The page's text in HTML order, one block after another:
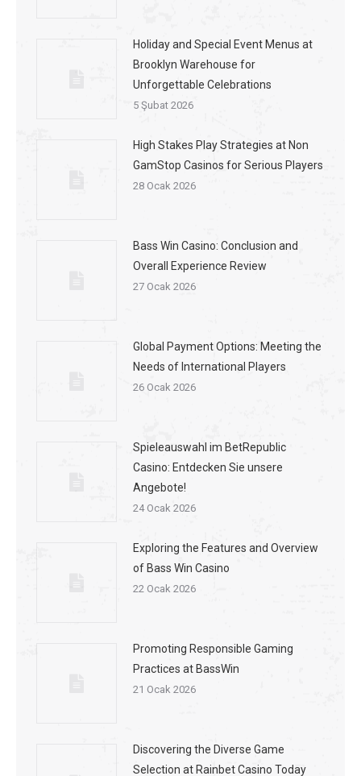
Holiday and Special Event Menus at
Brooklyn Warehouse for
Unforgettable Celebrations
5 Şubat 2026
High Stakes Play Strategies at Non
GamStop Casinos for Serious Players
28 Ocak 2026
Bass Win Casino: Conclusion and
Overall Experience Review
27 Ocak 2026
Global Payment Options: Meeting the
Needs of International Players
26 Ocak 2026
Spieleauswahl im BetRepublic
Casino: Entdecken Sie unsere
Angebote!
24 Ocak 2026
Exploring the Features and Overview
of Bass Win Casino
22 Ocak 2026
Promoting Responsible Gaming
Practices at BassWin
21 Ocak 2026
Discovering the Diverse Game
Selection at Rainbet Casino Today